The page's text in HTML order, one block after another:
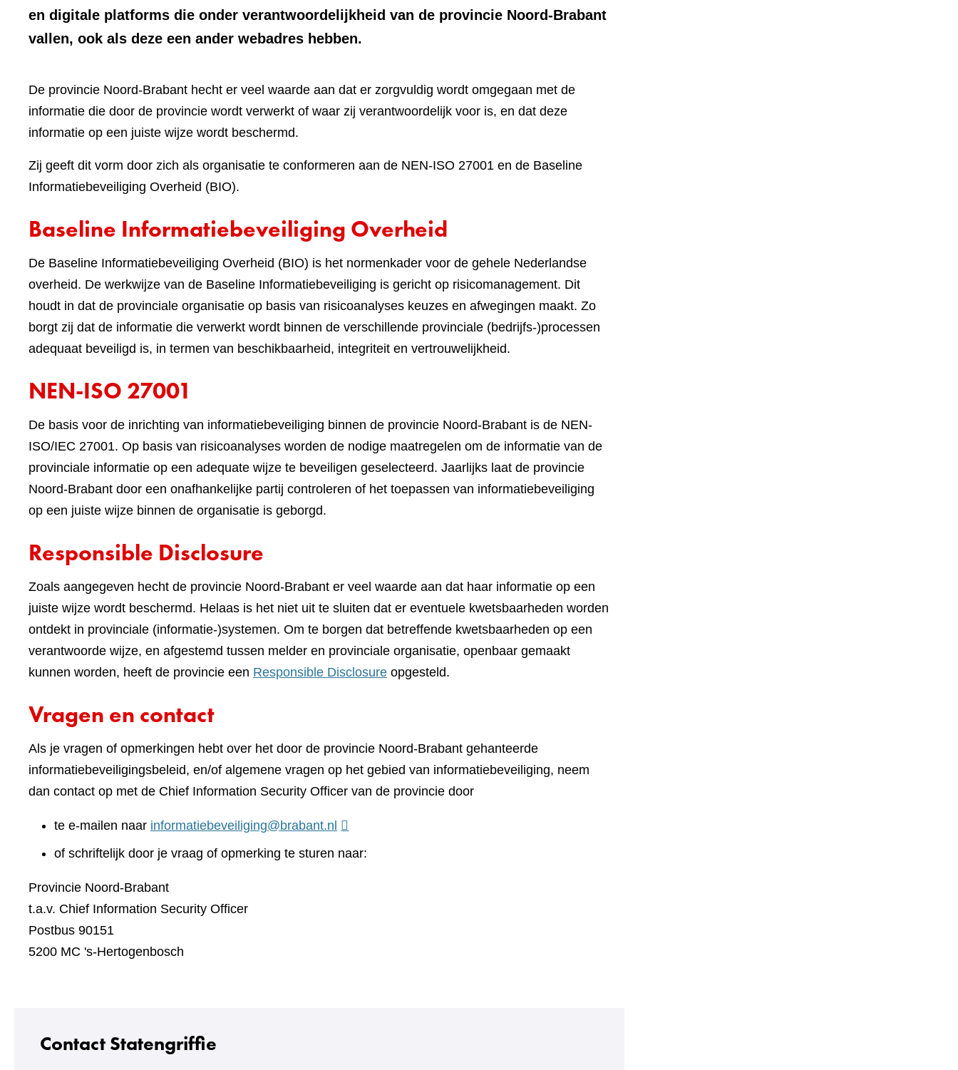
en digitale platforms die onder verantwoordelijkheid van de provincie Noord-Brabant
vallen, ook als deze een ander webadres hebben.
De provincie Noord-Brabant hecht er veel waarde aan dat er zorgvuldig wordt omgegaan met de
informatie die door de provincie wordt verwerkt of waar zij verantwoordelijk voor is, en dat deze
informatie op een juiste wijze wordt beschermd.
Zij geeft dit vorm door zich als organisatie te conformeren aan de NEN-ISO 27001 en de Baseline
Informatiebeveiliging Overheid (BIO).
Baseline Informatiebeveiliging Overheid
De Baseline Informatiebeveiliging Overheid (BIO) is het normenkader voor de gehele Nederlandse
overheid. De werkwijze van de Baseline Informatiebeveiliging is gericht op risicomanagement. Dit
houdt in dat de provinciale organisatie op basis van risicoanalyses keuzes en afwegingen maakt. Zo
borgt zij dat de informatie die verwerkt wordt binnen de verschillende provinciale (bedrijfs-)processen
adequaat beveiligd is, in termen van beschikbaarheid, integriteit en vertrouwelijkheid.
NEN-ISO 27001
De basis voor de inrichting van informatiebeveiliging binnen de provincie Noord-Brabant is de NEN-
ISO/IEC 27001. Op basis van risicoanalyses worden de nodige maatregelen om de informatie van de
provinciale informatie op een adequate wijze te beveiligen geselecteerd. Jaarlijks laat de provincie
Noord-Brabant door een onafhankelijke partij controleren of het toepassen van informatiebeveiliging
op een juiste wijze binnen de organisatie is geborgd.
Responsible Disclosure
Zoals aangegeven hecht de provincie Noord-Brabant er veel waarde aan dat haar informatie op een
juiste wijze wordt beschermd. Helaas is het niet uit te sluiten dat er eventuele kwetsbaarheden worden
ontdekt in provinciale (informatie-)systemen. Om te borgen dat betreffende kwetsbaarheden op een
verantwoorde wijze, en afgestemd tussen melder en provinciale organisatie, openbaar gemaakt
kunnen worden, heeft de provincie een Responsible Disclosure opgesteld.
Vragen en contact
Als je vragen of opmerkingen hebt over het door de provincie Noord-Brabant gehanteerde
informatiebeveiligingsbeleid, en/of algemene vragen op het gebied van informatiebeveiliging, neem
dan contact op met de Chief Information Security Officer van de provincie door
te e-mailen naar informatiebeveiliging@brabant.nl
of schriftelijk door je vraag of opmerking te sturen naar:
Provincie Noord-Brabant
t.a.v. Chief Information Security Officer
Postbus 90151
5200 MC 's-Hertogenbosch
Contact Statengriffie